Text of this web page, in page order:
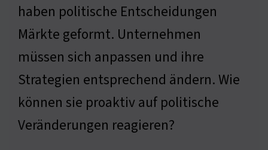
haben politische Entscheidungen
Märkte geformt. Unternehmen
müssen sich anpassen und ihre
Strategien entsprechend ändern. Wie
können sie proaktiv auf politische
Veränderungen reagieren?